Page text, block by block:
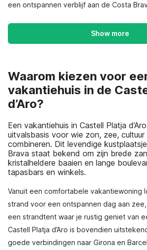
een ontspannen verblijf aan de Costa
Show more
Waarom kiezen voor
vakantiehuis in de
d’Aro?
Een vakantiehuis in Castell Platja
uitvalsbasis voor wie zon, zee, cultuur
combineren. Dit levendige
Brava staat bekend om zijn brede
kristalheldere baaien en lange
tapasbars en winkels.
Vanuit een comfortabele vakantiewoning
strand voor een ontspannen dag aan
een strandtent waar je rustig geniet van
Castell Platja d’Aro is bovendien
goede verbindingen naar Girona en